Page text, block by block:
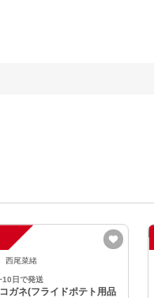
西尾菜緒
日で発送
ガネ(フライドポテト用品